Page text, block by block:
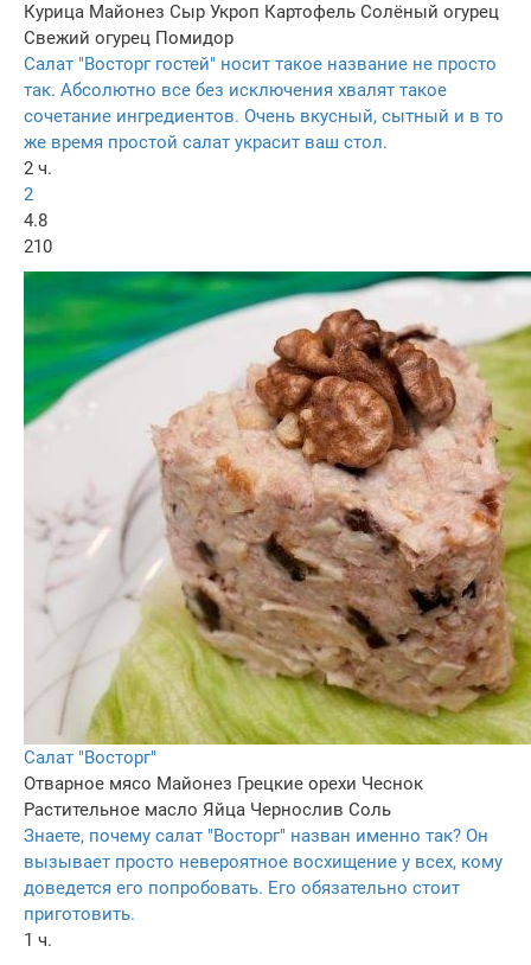
Курица Майонез Сыр Укроп Картофель Солёный огурец
Свежий огурец Помидор
Салат "Восторг гостей" носит такое название не просто
так. Абсолютно все без исключения хвалят такое
сочетание ингредиентов. Очень вкусный, сытный и в то
же время простой салат украсит ваш стол.
2 ч.
2
4.8
210
Салат "Восторг"
Отварное мясо Майонез Грецкие орехи Чеснок
Растительное масло Яйца Чернослив Соль
Знаете, почему салат "Восторг" назван именно так? Он
вызывает просто невероятное восхищение у всех, кому
доведется его попробовать. Его обязательно стоит
приготовить.
1 ч.